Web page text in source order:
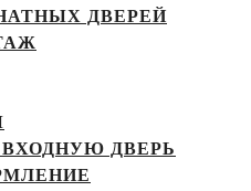
ДВЕРЕЙ
ДВЕРЬ